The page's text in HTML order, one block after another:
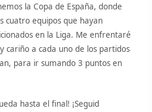
la Copa de España, donde
cuatro equipos que hayan
en la Liga. Me enfrentaré
cariño a cada uno de los partidos
para ir sumando 3 puntos en
hasta el final! ¡Seguid